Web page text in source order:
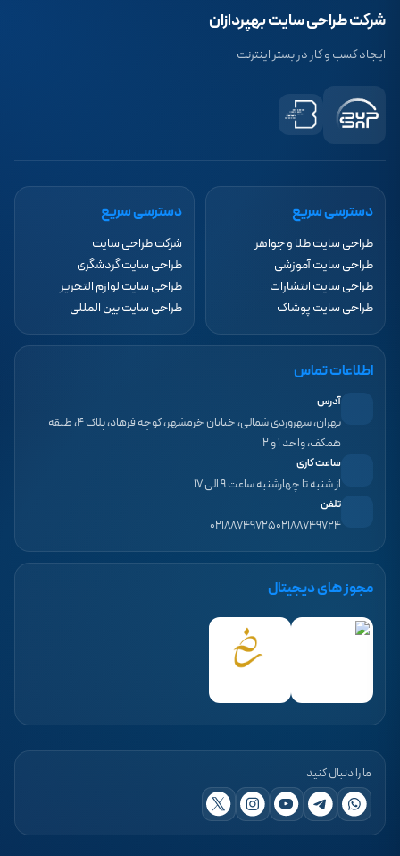
شرکت طراحی سایت بهپردازان
ایجاد کسب و کار در بستر اینترنت
دسترسی سریع
طراحی سایت طلا و جواهر
طراحی سایت آموزشی
طراحی سایت انتشارات
طراحی سایت پوشاک
دسترسی سریع
شرکت طراحی سایت
طراحی سایت گردشگری
طراحی سایت لوازم التحریر
طراحی سایت بین المللی
اطلاعات تماس
آدرس
تهران، سهروردی شمالی، خیابان خرمشهر، کوچه فرهاد، پلاک ۴، طبقه
همکف، واحد ۱ و ۲
ساعت کاری
از شنبه تا چهارشنبه ساعت ۹ الی ۱۷
تلفن
۰۲۱۸۸۷۴۹۷۲۴۰۲۱۸۸۷۴۹۷۲۵
مجوز های دیجیتال
ما را دنبال کنید